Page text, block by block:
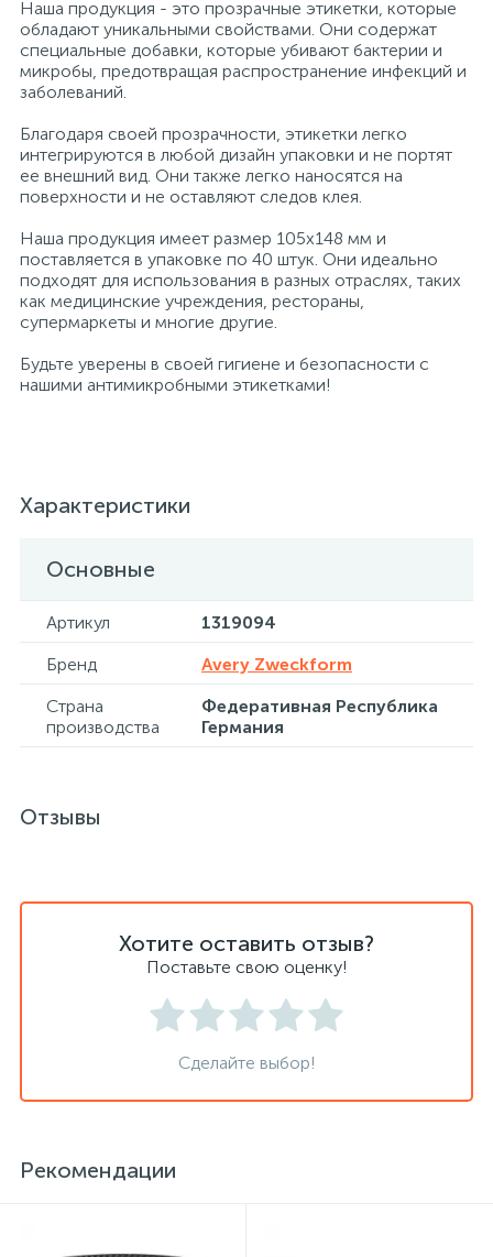
Наша продукция - это прозрачные этикетки, которые
обладают уникальными свойствами. Они содержат
специальные добавки, которые убивают бактерии и
микробы, предотвращая распространение инфекций и
заболеваний.
Благодаря своей прозрачности, этикетки легко
интегрируются в любой дизайн упаковки и не портят
ее внешний вид. Они также легко наносятся на
поверхности и не оставляют следов клея.
Наша продукция имеет размер 105х148 мм и
поставляется в упаковке по 40 штук. Они идеально
подходят для использования в разных отраслях, таких
как медицинские учреждения, рестораны,
супермаркеты и многие другие.
Будьте уверены в своей гигиене и безопасности с
нашими антимикробными этикетками!
Характеристики
Основные
Артикул
1319094
Бренд
Avery Zweckform
Страна
производства
Федеративная Республика
Германия
Отзывы
Хотите оставить отзыв?
Поставьте свою оценку!
Сделайте выбор!
Рекомендации
Хлорсодержащие средства
Экспресс-контроль концентрации
дезсредств
Почтовые ящики
Приставки к столам
Пюпитры
Ресепшн
Сейфы депозитные
Сейфы засыпные
Сейфы мебельные